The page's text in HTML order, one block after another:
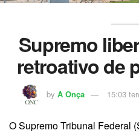
Supremo
retroativo de
by A Onça 15:03
O Supremo Tribunal Federal